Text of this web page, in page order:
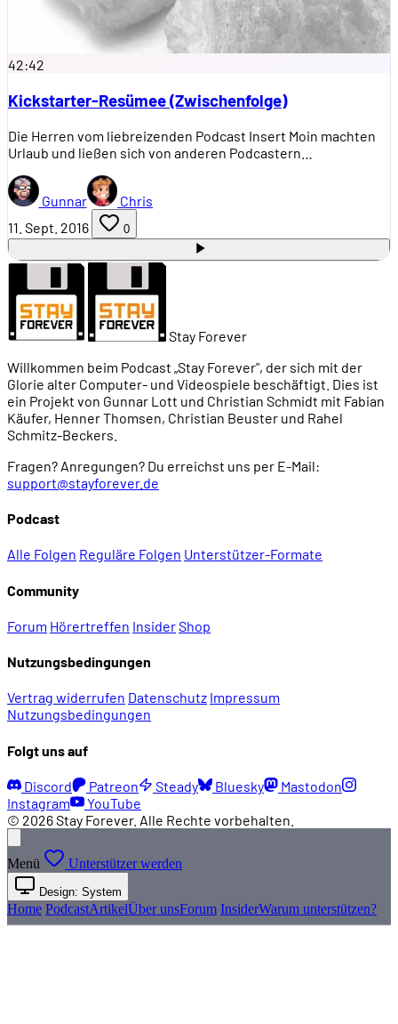
42:42
Kickstarter-Resümee (Zwischenfolge)
Die Herren vom liebreizenden Podcast Insert Moin machten
Urlaub und ließen sich von anderen Podcastern…
Gunnar
Chris
11. Sept. 2016
0
Stay Forever
Willkommen beim Podcast „Stay Forever", der sich mit der
Glorie alter Computer- und Videospiele beschäftigt. Dies ist
ein Projekt von Gunnar Lott und Christian Schmidt mit Fabian
Käufer, Henner Thomsen, Christian Beuster und Rahel
Schmitz-Beckers.
Fragen? Anregungen? Du erreichst uns per E-Mail:
support@stayforever.de
Podcast
Alle Folgen Reguläre Folgen Unterstützer-Formate
Community
Forum Hörertreffen InsiderShop
Nutzungsbedingungen
Vertrag widerrufen Datenschutz Impressum
Nutzungsbedingungen
Folgt uns auf
Discord Patreon Steady Bluesky
Mastodon
Instagram
YouTube
© 2026 Stay Forever. Alle Rechte vorbehalten.
Menü Unterstützer werden
Design: System
Home PodcastArtikelÜber unsForum InsiderWarum unterstützen?